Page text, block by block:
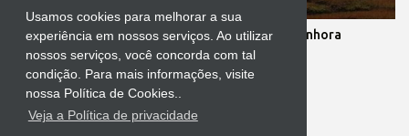
Usamos cookies para melhorar a sua
experiência em nossos serviços. Ao utilizar
nossos serviços, você concorda com tal
condição. Para mais informações, visite
nossa Política de Cookies..
Veja a Política de privacidade
Novena dos nove meses de gestação de Nossa Senhora
Tecnologia do Blogger